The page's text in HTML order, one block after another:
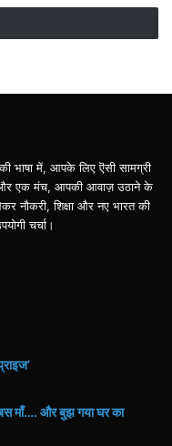
भाषा में, आपके लिए ऎसी सामग्री
एक मंच, आपकी आवाज़ उठाने के
नौकरी, शिक्षा और नए भारत की
चर्चा।
माँ…. और बुझ गया घर का